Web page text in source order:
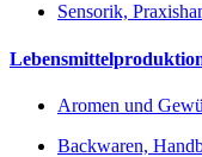
Sensorik,
Aromen und
Backwaren,